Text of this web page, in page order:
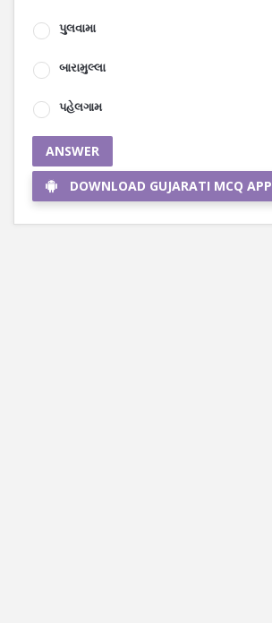
પુલવામા
બારામુલ્લા
પહેલગામ
ANSWER
DOWNLOAD GUJARATI MCQ APP